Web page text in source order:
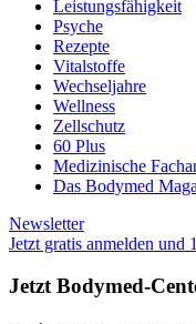
Leistungsfähigkeit
Psyche
Rezepte
Vitalstoffe
Wechseljahre
Wellness
Zellschutz
60 Plus
Medizinische
Das Bodymed
Newsletter
Jetzt gratis anmelden und
Jetzt Bodymed-